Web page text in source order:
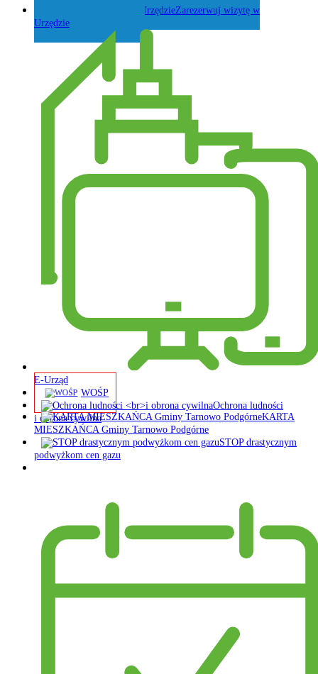
Zarezerwuj wizytę w
Urzędzie
E-Urząd
WOŚP
Ochrona ludności
i obrona cywilna
KARTA
MIESZKAŃCA Gminy Tarnowo Podgórne
STOP drastycznym
podwyżkom cen gazu